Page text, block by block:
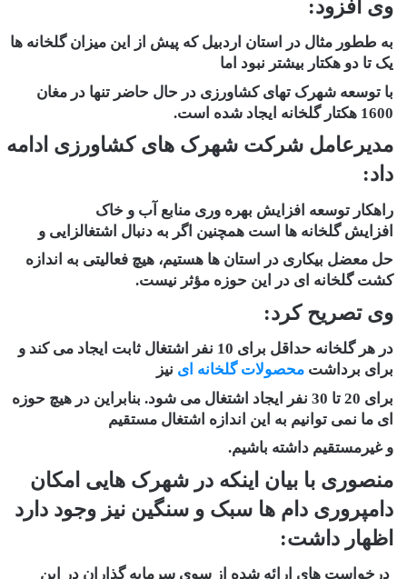
وی افزود:
به ططور مثال در استان اردبیل که پیش از این میزان گلخانه ها
یک تا دو هکتار بیشتر نبود اما
با توسعه شهرک تهای کشاورزی در حال حاضر تنها در مغان
1600 هکتار گلخانه ایجاد شده است.
مدیرعامل شرکت شهرک های کشاورزی ادامه
داد:
راهکار توسعه افزایش بهره وری منابع آب و خاک
افزایش گلخانه ها است همچنین اگر به دنبال اشتغالزایی و
حل معضل بیکاری در استان ها هستیم، هیچ فعالیتی به اندازه
کشت گلخانه ای در این حوزه مؤثر نیست.
وی تصریح کرد:
در هر گلخانه حداقل برای 10 نفر اشتغال ثابت ایجاد می کند و
برای برداشت محصولات گلخانه ای نیز
برای 20 تا 30 نفر ایجاد اشتغال می شود. بنابراین در هیچ حوزه
ای ما نمی توانیم به این اندازه اشتغال مستقیم
و غیرمستقیم داشته باشیم.
منصوری با بیان اینکه در شهرک هایی امکان
دامپروری دام ها سبک و سنگین نیز وجود دارد
اظهار داشت:
درخواست های ارائه شده از سوی سرمایه گذاران در این